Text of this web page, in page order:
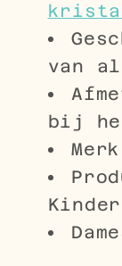
van
bij